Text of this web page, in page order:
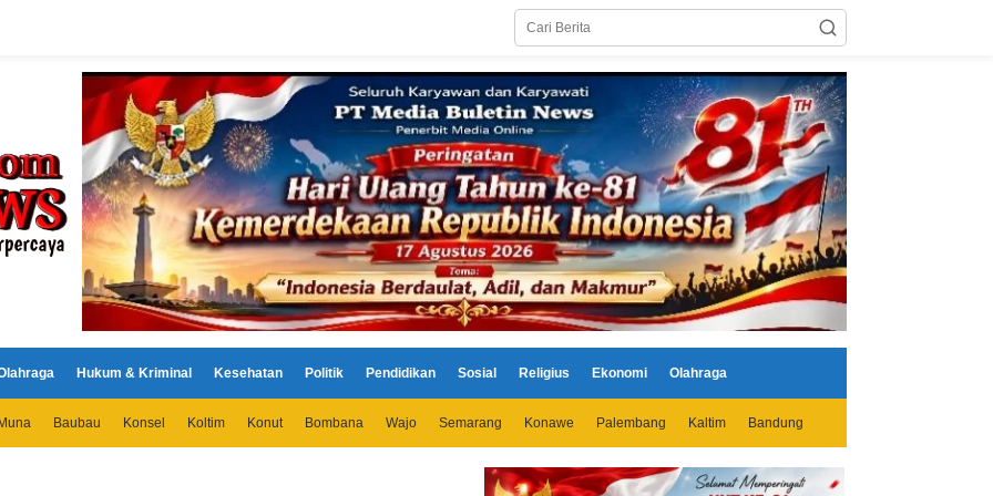
Hukum & Kriminal Kesehatan Politik Pendidikan Sosial Religius Ekonomi Olahraga
Baubau Konsel Koltim Konut Bombana Wajo Semarang Konawe Palembang Kaltim Bandung